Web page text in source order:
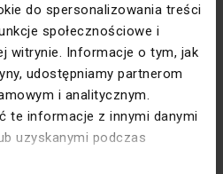
do spersonalizowania treści
społecznościowe i
witrynie. Informacje o tym, jak
udostępniamy partnerom
i analitycznym.
te informacje z innymi danymi
uzyskanymi podczas
napięcia w sieci trójfazowej.
przy pomocy trzech zintegrowanych
L3, w kolorach czerwonym, zielonym i
w sieci TNC, uwzględniającej